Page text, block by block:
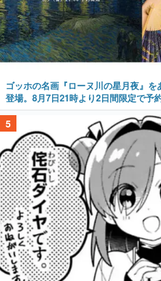
ゴッホの名画『ローヌ川の星月夜』
登場。8月7日21時より2日間限定で予
5